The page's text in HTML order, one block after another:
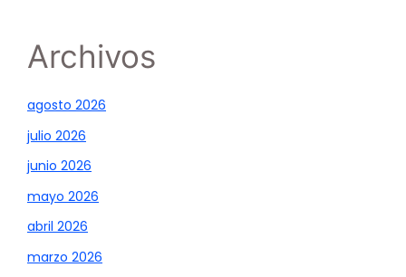
Archivos
agosto 2026
julio 2026
junio 2026
mayo 2026
abril 2026
marzo 2026